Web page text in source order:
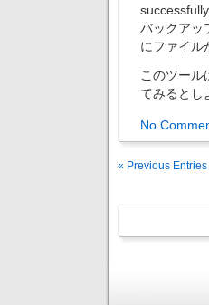
バックアッ
にファイル
このツール
てみるとし
No
« Previous Entries